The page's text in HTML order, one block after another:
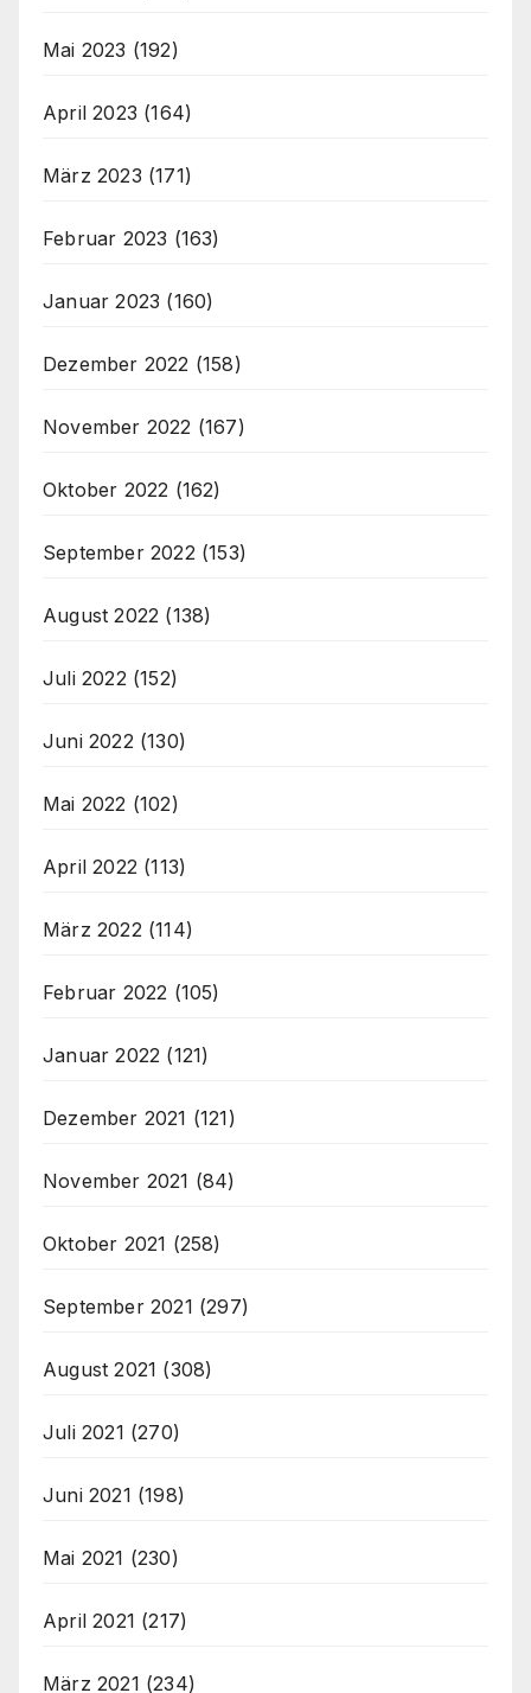
Mai 2023 (192)
April 2023 (164)
März 2023 (171)
Februar 2023 (163)
Januar 2023 (160)
Dezember 2022 (158)
November 2022 (167)
Oktober 2022 (162)
September 2022 (153)
August 2022 (138)
Juli 2022 (152)
Juni 2022 (130)
Mai 2022 (102)
April 2022 (113)
März 2022 (114)
Februar 2022 (105)
Januar 2022 (121)
Dezember 2021 (121)
November 2021 (84)
Oktober 2021 (258)
September 2021 (297)
August 2021 (308)
Juli 2021 (270)
Juni 2021 (198)
Mai 2021 (230)
April 2021 (217)
März 2021 (234)